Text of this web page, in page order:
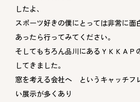
したよ、
スポーツ好きの僕にとっては非常に面
あったら行ってみてください。
そしてもちろん品川にあるＹＫＫＡＰ
してきました。
窓を考える会社へ というキャッチフ
い展示が多くあり